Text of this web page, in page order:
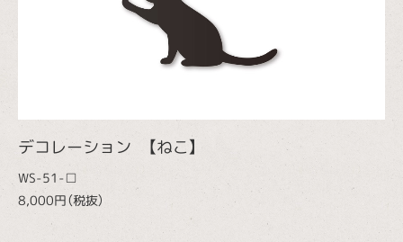
デコレーション 【ねこ】
WS-51-□
8,000円（税抜）